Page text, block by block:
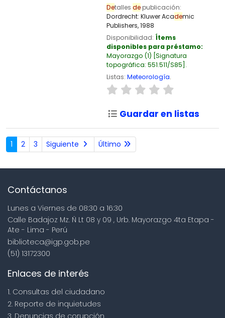
Detalles depublicación:
Dordrecht: Kluwer Academic
Publishers,1988
Disponibilidad: Ítems
disponibles para préstamo:
Mayorazgo (1) Signatura
topográfica: 551.511/S85 .
Listas: Meteorología.
Guardar en listas
1 2 3 Siguiente Último
Contáctanos
Lunes a Viernes de 08:30 a 16:30
Calle Badajoz Mz. Ñ Lt 08 y 09 , Urb. Mayorazgo 4ta Etapa -
Ate - Lima - Perú
biblioteca@igp.gob.pe
(51) 13172300
Enlaces de interés
1. Consultas del ciudadano
2. Reporte de inquietudes
3. Denuncias de corupción